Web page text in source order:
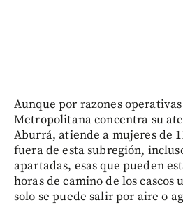
Aunque por razones
Metropolitana concentra su
Aburrá, atiende a mujeres de
fuera de esta subregión,
apartadas, esas que pueden
horas de camino de los cascos
solo se puede salir por aire o